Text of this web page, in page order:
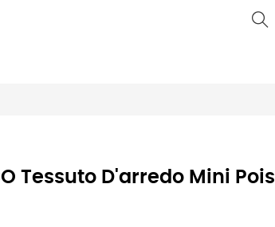
Tessuto D'arredo Mini Pois